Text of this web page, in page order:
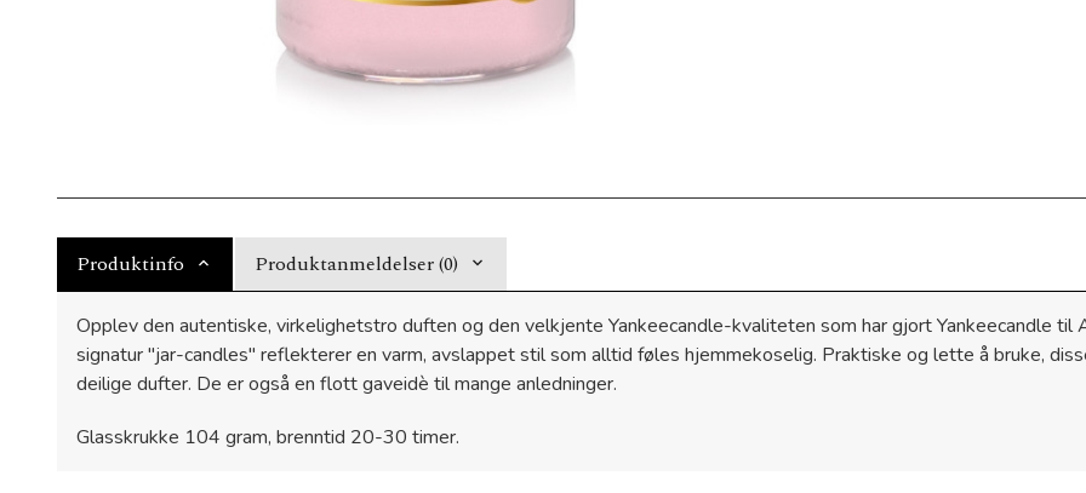
Produktinfo Produktanmeldelser (0)
Opplev den autentiske, virkelighetstro duften og den velkjente Yankeecandle-kvaliteten som har gjort Yankeecandle
signatur "jar-candles" reflekterer en varm, avslappet stil som alltid føles hjemmekoselig. Praktiske og lette å bruke,
deilige dufter. De er også en flott gaveidè til mange anledninger.
Glasskrukke 104 gram, brenntid 20-30 timer.